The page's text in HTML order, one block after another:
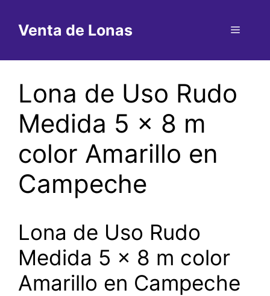
contenido
Venta de Lonas Menú
Lona de Uso Rudo
Medida 5 x 8 m
color Amarillo en
Campeche
Lona de Uso Rudo
Medida 5 x 8 m color
Amarillo en Campeche